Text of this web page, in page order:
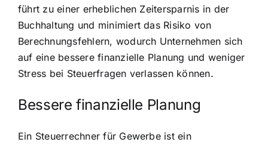
führt zu einer erheblichen Zeitersparnis in der
Buchhaltung und minimiert das Risiko von
Berechnungsfehlern, wodurch Unternehmen sich
auf eine bessere finanzielle Planung und weniger
Stress bei Steuerfragen verlassen können.
Bessere finanzielle Planung
Ein Steuerrechner für Gewerbe ist ein